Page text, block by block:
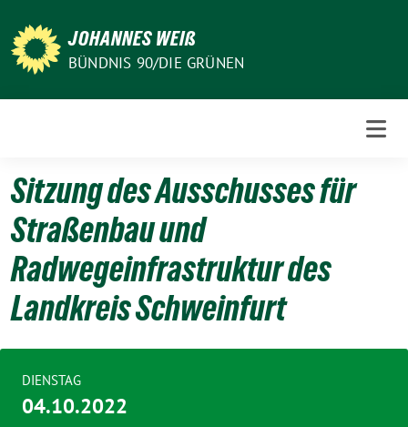
zum
Inhalt
JOHANNES WEIß
BÜNDNIS 90/DIE GRÜNEN
Sitzung des Ausschusses für
Straßenbau und
Radwegeinfrastruktur des
Landkreis Schweinfurt
DIENSTAG
04.10.2022